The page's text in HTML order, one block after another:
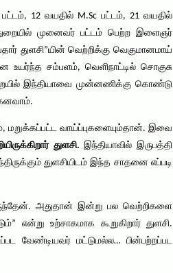
பட்டம், 12 வயதில் M.Sc பட்டம், 21 வயதில்
துறையில் முனைவர் பட்டம் பெற்ற இளைஞர்
துளசி”யின் வெற்றிக்கு வெகுமானமாய்
சம்பளம், வெளிநாட்டில் சொகுசு
இந்தியாவை முன்னணிக்கு கொண்டு
மறுக்கப்பட்ட வாய்ப்புகளையும்தான். இவை
துளசி. இந்தியாவில் இருபத்தி
துளசியிடம் இந்த சாதனை எப்படி
அதுதான் இன்று பல வெற்றிகளை
என்று உற்சாகமாக கூறுகிறார் துளசி.
வேண்டியவர் மட்டுமல்ல… பின்பற்றப்பட